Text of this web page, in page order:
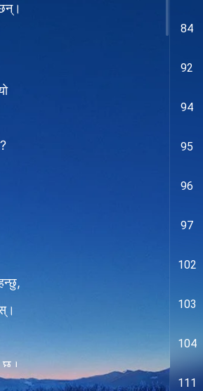
छ।
84
92
94
95
96
97
102
103
104
111